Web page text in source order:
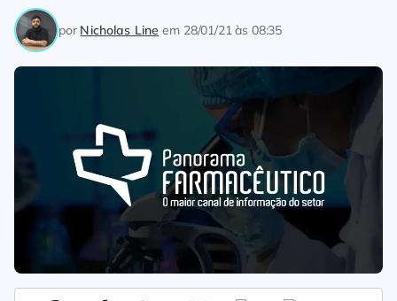
por Nicholas Line em 28/01/21 às 08:35